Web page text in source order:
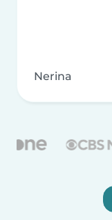
Nerina